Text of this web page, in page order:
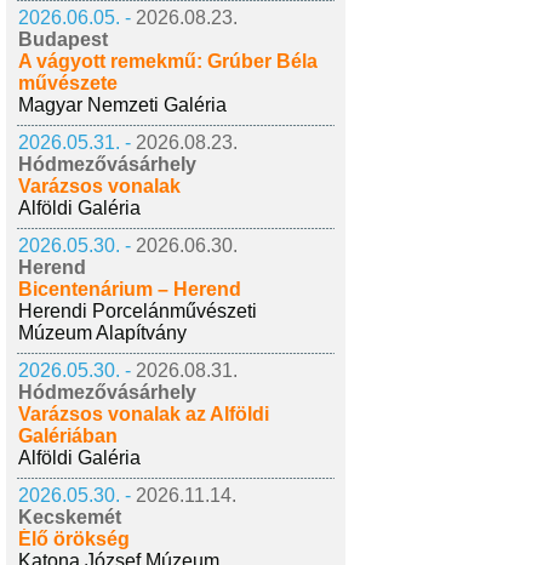
2026.06.05. - 2026.08.23.
Budapest
A vágyott remekmű: Grúber Béla
művészete
Magyar Nemzeti Galéria
2026.05.31. - 2026.08.23.
Hódmezővásárhely
Varázsos vonalak
Alföldi Galéria
2026.05.30. - 2026.06.30.
Herend
Bicentenárium – Herend
Herendi Porcelánművészeti
Múzeum Alapítvány
2026.05.30. - 2026.08.31.
Hódmezővásárhely
Varázsos vonalak az Alföldi
Galériában
Alföldi Galéria
2026.05.30. - 2026.11.14.
Kecskemét
Élő örökség
Katona József Múzeum